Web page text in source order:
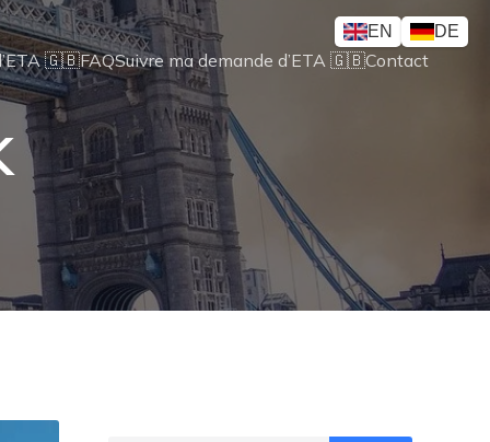
🇬🇧FAQSuivre ma demande d’ETA 🇬🇧Contact
EN DE